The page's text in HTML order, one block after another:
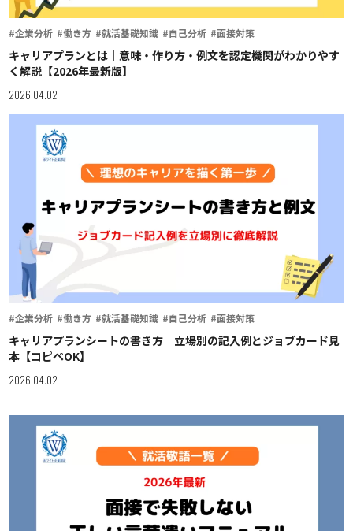
#企業分析 #働き方 #就活基礎知識 #自己分析 #面接対策
キャリアプランとは｜意味・作り方・例文を認定機関がわかりやす
く解説【2026年最新版】
2026.04.02
#企業分析 #働き方 #就活基礎知識 #自己分析 #面接対策
キャリアプランシートの書き方｜立場別の記入例とジョブカード見
本【コピペOK】
2026.04.02